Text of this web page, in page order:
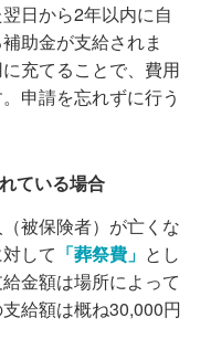
日から2年以内に自
助金が支給されま
充てることで、費用
申請を忘れずに行う
ている場合
被保険者）が亡くな
して 「葬祭費」 とし
金額は場所によって
給額は概ね30,000円